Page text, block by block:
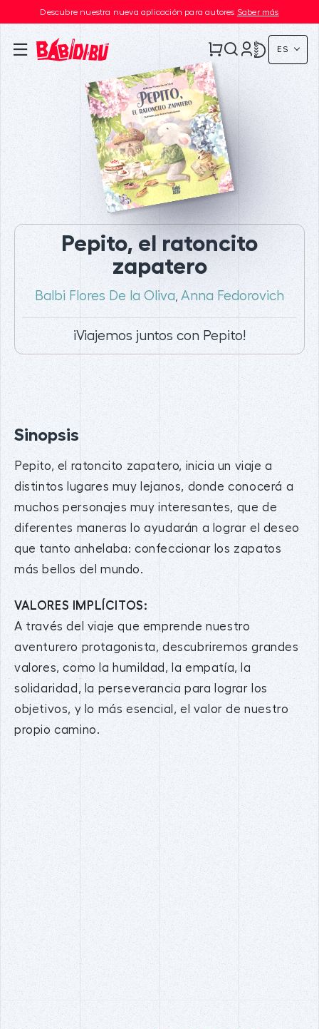
Descubre nuestra nueva aplicación para autores Saber más
ES
Pepito, el ratoncito
zapatero
Balbi Flores De la Oliva, Anna Fedorovich
¡Viajemos juntos con Pepito!
Sinopsis
Pepito, el ratoncito zapatero, inicia un viaje a
distintos lugares muy lejanos, donde conocerá a
muchos personajes muy interesantes, que de
diferentes maneras lo ayudarán a lograr el deseo
que tanto anhelaba: confeccionar los zapatos
más bellos del mundo.
VALORES IMPLÍCITOS:
A través del viaje que emprende nuestro
aventurero protagonista, descubriremos grandes
valores, como la humildad, la empatía, la
solidaridad, la perseverancia para lograr los
objetivos, y lo más esencial, el valor de nuestro
propio camino.